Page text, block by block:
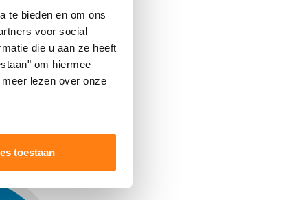
te bieden en om ons
voor social
die u aan ze heeft
om hiermee
lezen over onze
toestaan
brossette